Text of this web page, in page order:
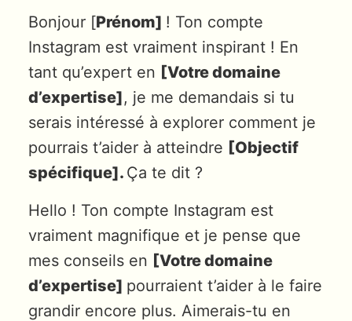
Bonjour [Prénom] ! Ton compte
Instagram est vraiment inspirant ! En
tant qu’expert en [Votre domaine
d’expertise], je me demandais si tu
serais intéressé à explorer comment je
pourrais t’aider à atteindre [Objectif
spécifique]. Ça te dit ?
Hello ! Ton compte Instagram est
vraiment magnifique et je pense que
mes conseils en [Votre domaine
d’expertise] pourraient t’aider à le faire
grandir encore plus. Aimerais-tu en